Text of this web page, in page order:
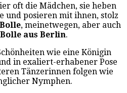
oft die Mädchen, sie heben
und posieren mit ihnen, stolz
, meinetwegen, aber auch
Bolle aus Berlin.
wie eine Königin
in exaliert-erhabener Pose
Tänzerinnen folgen wie
Nymphen.